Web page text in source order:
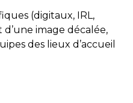
(digitaux, IRL,
d’une image décalée,
des lieux d’accueil